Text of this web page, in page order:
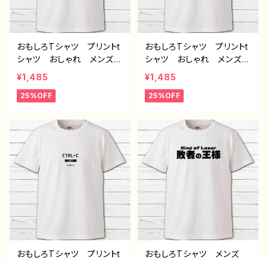
おもしろTシャツ プリントt
シャツ おしゃれ メンズ
レディース 面白Tシャツ
イラスト 個性的 おすす
め 面白い ユニーク 人
師 クリエイター オリジ
ナル デザイン グッズ
白 半袖シャツ デザイ
ン コラボ ネタTシャツ
ノンブランド タイトル：デザ
インTシャツ №629 H-7
¥1,485
25%OFF
おもしろTシャツ プリントt
シャツ おしゃれ メンズ
レディース 面白Tシャツ
イラスト 個性的 おすす
め 面白い ユニーク 人
師 クリエイター オリジ
ナル デザイン グッズ
白 半袖シャツ デザイ
ン コラボ ネタTシャツ
ノンブランド タイトル：デザ
インTシャツ №628 H-7
¥1,485
25%OFF
おもしろTシャツ プリントt
おもしろTシャツ メンズ